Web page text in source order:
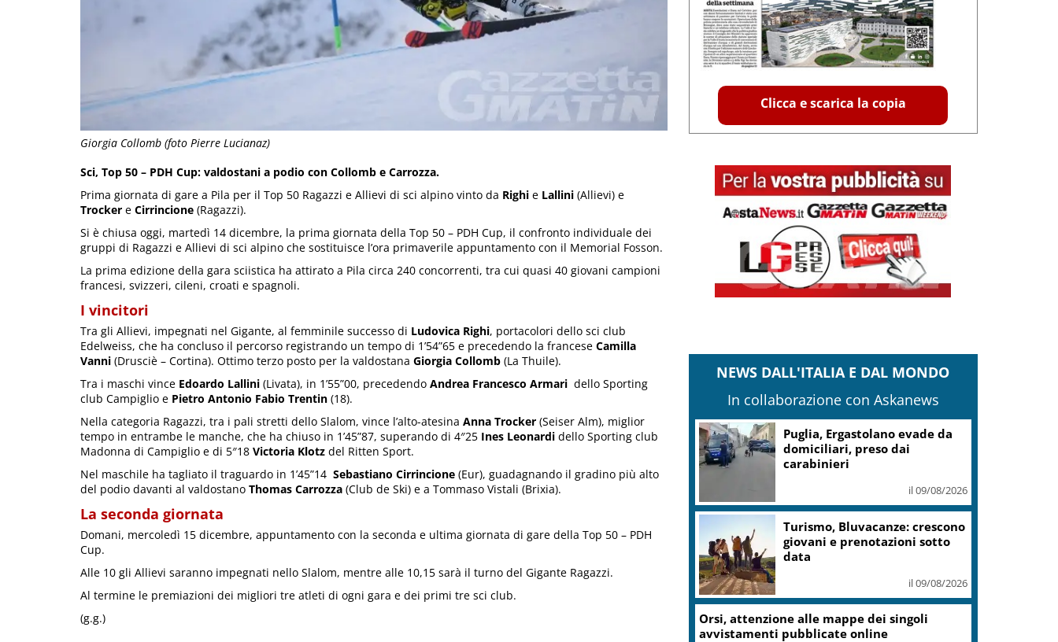
Giorgia Collomb (foto Pierre Lucianaz)
Sci, Top 50 – PDH Cup: valdostani a podio con Collomb e Carrozza.
Prima giornata di gare a Pila per il Top 50 Ragazzi e Allievi di sci alpino vinto da Righi e Lallini (Allievi) e
Trocker e Cirrincione (Ragazzi).
Si è chiusa oggi, martedì 14 dicembre, la prima giornata della Top 50 – PDH Cup, il confronto individuale dei
gruppi di Ragazzi e Allievi di sci alpino che sostituisce l’ora primaverile appuntamento con il Memorial Fosson.
La prima edizione della gara sciistica ha attirato a Pila circa 240 concorrenti, tra cui quasi 40 giovani campioni
francesi, svizzeri, cileni, croati e spagnoli.
I vincitori
Tra gli Allievi, impegnati nel Gigante, al femminile successo di Ludovica Righi, portacolori dello sci club
Edelweiss, che ha concluso il percorso registrando un tempo di 1’54”65 e precedendo la francese Camilla
Vanni (Drusciè – Cortina). Ottimo terzo posto per la valdostana Giorgia Collomb (La Thuile).
Tra i maschi vince Edoardo Lallini (Livata), in 1’55”00, precedendo Andrea Francesco Armari dello Sporting
club Campiglio e Pietro Antonio Fabio Trentin (18).
Nella categoria Ragazzi, tra i pali stretti dello Slalom, vince l’alto-atesina Anna Trocker (Seiser Alm), miglior
tempo in entrambe le manche, che ha chiuso in 1’45”87, superando di 4″25 Ines Leonardi dello Sporting club
Madonna di Campiglio e di 5″18 Victoria Klotz del Ritten Sport.
Nel maschile ha tagliato il traguardo in 1’45”14 Sebastiano Cirrincione (Eur), guadagnando il gradino più alto
del podio davanti al valdostano Thomas Carrozza (Club de Ski) e a Tommaso Vistali (Brixia).
La seconda giornata
Domani, mercoledì 15 dicembre, appuntamento con la seconda e ultima giornata di gare della Top 50 – PDH
Cup.
Alle 10 gli Allievi saranno impegnati nello Slalom, mentre alle 10,15 sarà il turno del Gigante Ragazzi.
Al termine le premiazioni dei migliori tre atleti di ogni gara e dei primi tre sci club.
(g.g.)
Clicca e scarica la copia
NEWS DALL'ITALIA E DAL MONDO
In collaborazione con Askanews
Puglia, Ergastolano evade da
domiciliari, preso dai
carabinieri
il 09/08/2026
Turismo, Bluvacanze: crescono
giovani e prenotazioni sotto
data
il 09/08/2026
Orsi, attenzione alle mappe dei singoli
avvistamenti pubblicate online